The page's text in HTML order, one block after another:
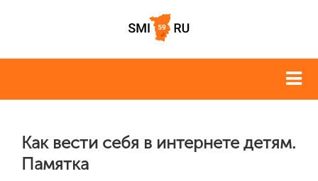
Как вести себя в интернете детям.
Памятка